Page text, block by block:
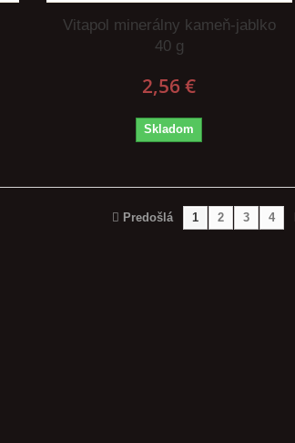
Vitapol minerálny kameň-jablko
40 g
2,56 €
Skladom
Predošlá 1 2 3 4